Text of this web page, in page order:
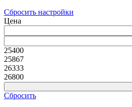
Сбросить настройки
Цена
25400
25867
26333
26800
Сбросить